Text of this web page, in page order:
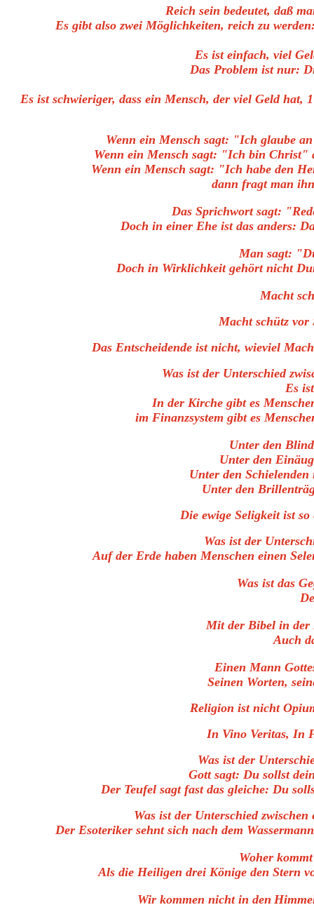
Reich sein bedeutet, daß
Es gibt also zwei Möglichkeiten, reich zu
Es ist einfach, viel
Das Problem ist nur:
Es ist schwieriger, dass ein Mensch, der viel Geld hat,
Wenn ein Mensch sagt: "Ich glaube
Wenn ein Mensch sagt: "Ich bin
Wenn ein Mensch sagt: "Ich habe den
dann fragt man
Das Sprichwort sagt:
Doch in einer Ehe ist das anders:
Man sagt:
Doch in Wirklichkeit gehört nicht
Macht
Macht schütz
Das Entscheidende ist nicht, wieviel
Was ist der Unterschied
Es
In der Kirche gibt es
im Finanzsystem gibt es
Unter den
Unter den
Unter den
Unter den
Die ewige Seligkeit ist
Was ist der
Auf der Erde haben Menschen einen
Was ist das
Mit der Bibel in der
Auch
Einen Mann
Seinen Worten,
Religion ist nicht
In Vino Veritas, In
Was ist der
Gott sagt: Du sollst
Der Teufel sagt fast das gleiche: Du
Was ist der Unterschied
Der Esoteriker sehnt sich nach dem
Woher
Als die Heiligen drei Könige den Stern
Wir kommen nicht in den